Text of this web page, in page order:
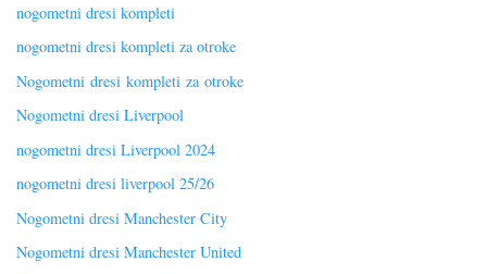
nogometni dresi kompleti
nogometni dresi kompleti za otroke
Nogometni dresi kompleti za otroke
Nogometni dresi Liverpool
nogometni dresi Liverpool 2024
nogometni dresi liverpool 25/26
Nogometni dresi Manchester City
Nogometni dresi Manchester United